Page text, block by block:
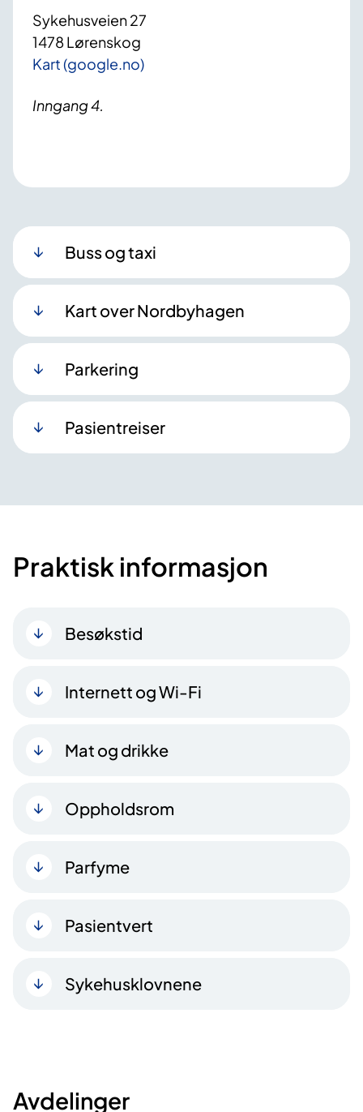
Sykehusveien 27
1478 Lørenskog
Kart (google.no)
Inngang 4.
Buss og taxi
Kart over Nordbyhagen
Parkering
Pasientreiser
Praktisk informasjon
Besøkstid
Internett og Wi-Fi
Mat og drikke
Oppholdsrom
Parfyme
Pasientvert
Sykehusklovnene
Avdelinger